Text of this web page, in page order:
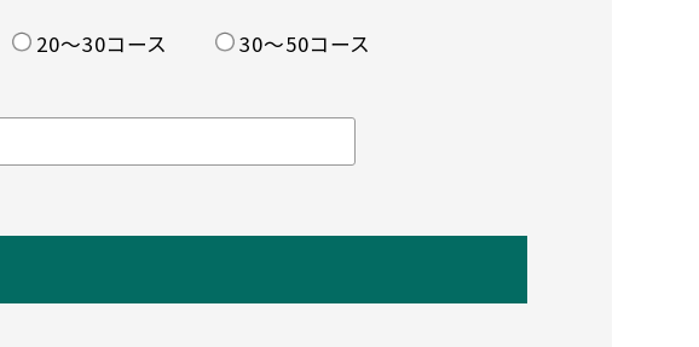
20〜30コース
30〜50コース